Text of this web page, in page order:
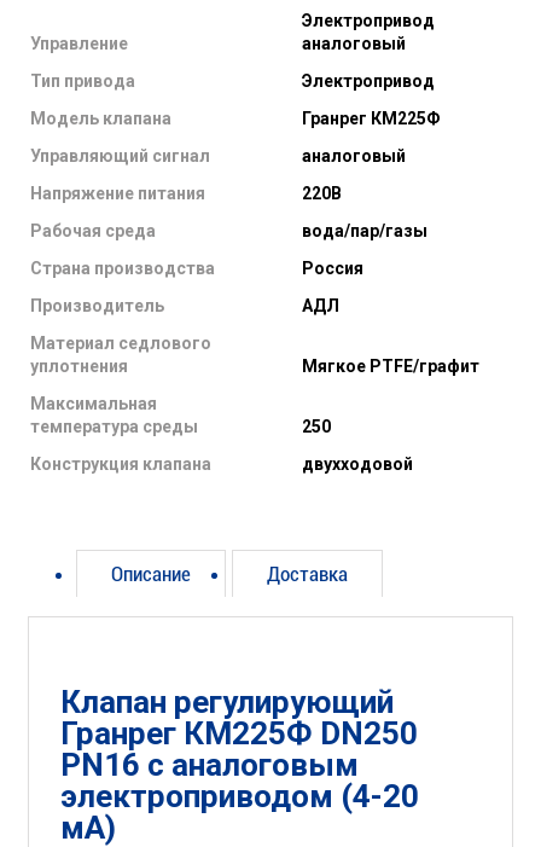
Управление
Электропривод
аналоговый
Тип привода
Электропривод
Модель клапана
Гранрег КМ225Ф
Управляющий сигнал
аналоговый
Напряжение питания
220В
Рабочая среда
вода/пар/газы
Страна производства
Россия
Производитель
АДЛ
Материал седлового
уплотнения
Мягкое PTFE/графит
Максимальная
температура среды
250
Конструкция клапана
двухходовой
Описание Доставка
Клапан регулирующий
Гранрег КМ225Ф DN250
PN16 с аналоговым
электроприводом (4-20
мА)